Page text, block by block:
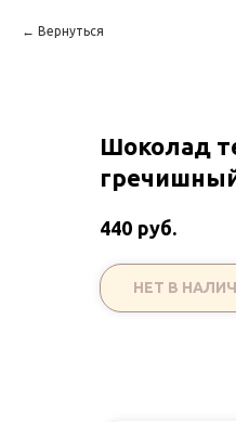
Вернуться
Шоколад
440 руб.
НЕТ В